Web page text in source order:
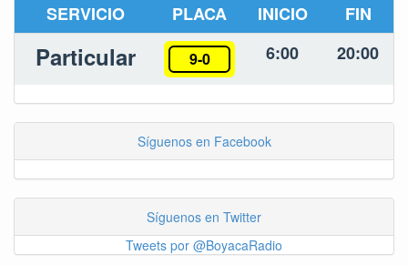
SERVICIO PLACA INICIO FIN
Particular 9-0 6:00 20:00
Síguenos en Facebook
Síguenos en Twitter
Tweets por @BoyacaRadio